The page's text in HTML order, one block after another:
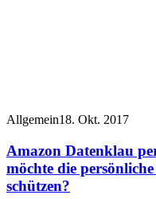
Allgemein18. Okt. 2017
Amazon Datenklau
möchte die
schützen?